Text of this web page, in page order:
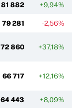
81 882 +9,94%
79 281 -2,56%
72 860 +37,18%
66 717 +12,16%
64 443 +8,09%